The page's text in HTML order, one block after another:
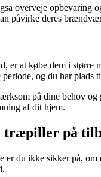
overveje opbevaring
påvirke deres
er at købe dem i større
og du har plads
på dine behov
af dit hjem.
træpiller på
du ikke sikker på,